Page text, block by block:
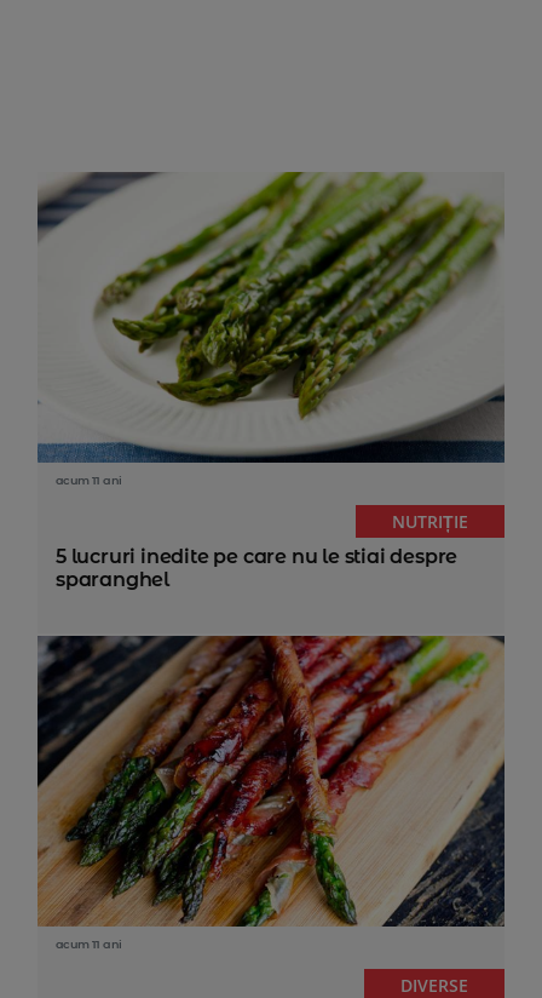
acum 11 ani
NUTRIȚIE
5 lucruri inedite pe care nu le stiai despre
sparanghel
acum 11 ani
DIVERSE